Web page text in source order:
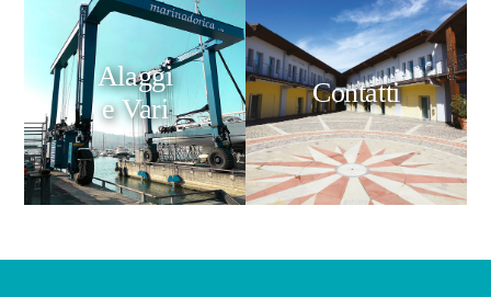
Alaggi
e Vari
Contatti